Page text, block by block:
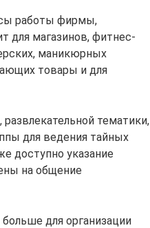
работы фирмы,
для магазинов, фитнес-
маникюрных
товары и для
тематики,
для ведения тайных
доступно указание
на общение
для организации